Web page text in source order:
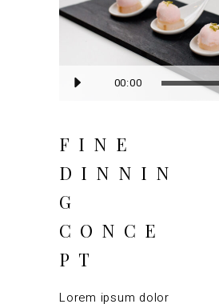
Lecteur
00:00
FINE
DINNIN
G
CONCE
PT
Lorem ipsum dolor